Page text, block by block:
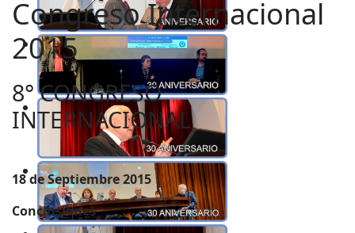
Congreso Internacional
2015
8° CONGRESO
INTERNACIONAL
18 de Septiembre 2015
Conclusiones